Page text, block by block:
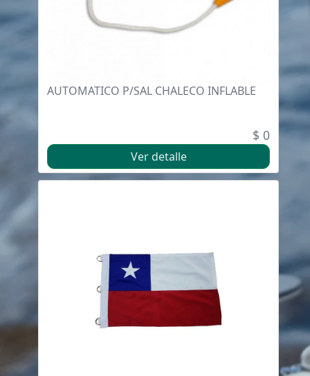
AUTOMATICO P/SAL CHALECO INFLABLE
$ 0
Ver detalle